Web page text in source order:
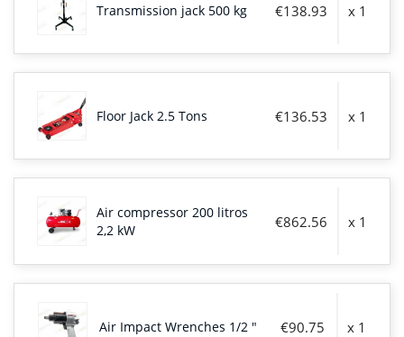
Transmission jack 500 kg €138.93 x 1
Floor Jack 2.5 Tons €136.53 x 1
Air compressor 200 litros
2,2 kW
€862.56 x 1
Air Impact Wrenches 1/2 " €90.75 x 1